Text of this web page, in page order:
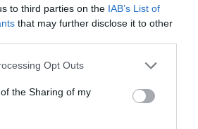
to third parties on the IAB’s List of
that may further disclose it to other
app uses one or more Google
or usage behaviour. You may click to
to Google and its third-party tags to
specified purposes in below Google
Opt Outs
the Sharing of my
Twitter Pinterest